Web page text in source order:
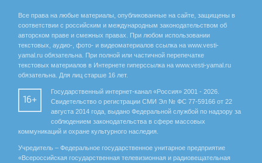
Все права на любые материалы, опубликованные на сайте, защищены в
соответствии с российским и международным законодательством об
авторском праве и смежных правах. При любом использовании
текстовых, аудио-, фото- и видеоматериалов ссылка на www.vesti-
yamal.ru обязательна. При полной или частичной перепечатке
текстовых материалов в Интернете гиперссылка на www.vesti-yamal.ru
обязательна. Для лиц старше 16 лет.
16+
Государственный интернет-канал «Россия» 2001 - 2026.
Свидетельство о регистрации СМИ Эл № ФС 77-59166 от 22
августа 2014 года, выдано Федеральной службой по надзору за
соблюдением законодательства в сфере массовых
коммуникаций и охране культурного наследия.
Учредитель – Федеральное государственное унитарное предприятие
«Всероссийская государственная телевизионная и радиовещательная